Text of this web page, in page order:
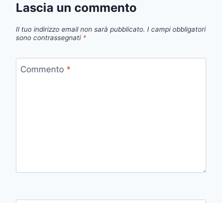
Lascia un commento
Il tuo indirizzo email non sarà pubblicato. I campi obbligatori
sono contrassegnati *
Commento *